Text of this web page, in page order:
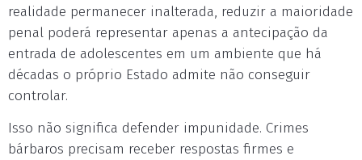
realidade permanecer inalterada, reduzir a maioridade
penal poderá representar apenas a antecipação da
entrada de adolescentes em um ambiente que há
décadas o próprio Estado admite não conseguir
controlar.
Isso não significa defender impunidade. Crimes
bárbaros precisam receber respostas firmes e